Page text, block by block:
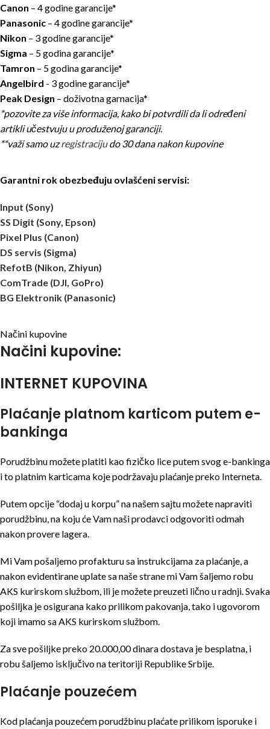
Canon – 4 godine garancije*
Panasonic – 4 godine garancije*
Nikon – 3 godine garancije*
Sigma – 5 godina garancije*
Tamron – 5 godina garancije*
Angelbird - 3 godine garancije*
Peak Design – doživotna garnacija*
*pozovite za više informacija, kako bi potvrdili da li određeni
artikli učestvuju u produženoj garanciji.
**važi samo uzregistracijudo 30 dana nakon kupovine
Garantni rok obezbeđuju ovlašćeni servisi:
Input (Sony)
SS Digit (Sony, Epson)
Pixel Plus (Canon)
DS servis (Sigma)
RefotB (Nikon, Zhiyun)
ComTrade (DJI, GoPro)
BG Elektronik (Panasonic)
Načini kupovine
Načini kupovine:
INTERNET KUPOVINA
Plaćanje platnom karticom putem e-
bankinga
Porudžbinu možete platiti kao fizičko lice putem svog e-bankinga
i to platnim karticama koje podržavaju plaćanje preko Interneta.
Putem opcije “dodaj u korpu” na našem sajtu možete napraviti
porudžbinu, na koju će Vam naši prodavci odgovoriti odmah
nakon provere lagera.
Mi Vam pošaljemo profakturu sa instrukcijama za plaćanje, a
nakon evidentirane uplate sa naše strane mi Vam šaljemo robu
AKS kurirskom službom, ili je možete preuzeti lično u radnji. Svaka
pošiljka je osigurana kako prilikom pakovanja, tako i ugovorom
koji imamo sa AKS kurirskom službom.
Za sve pošiljke preko 20.000,00 dinara dostava je besplatna, i
robu šaljemo isključivo na teritoriji Republike Srbije.
Plaćanje pouzećem
Kod plaćanja pouzećem porudžbinu plaćate prilikom isporuke i